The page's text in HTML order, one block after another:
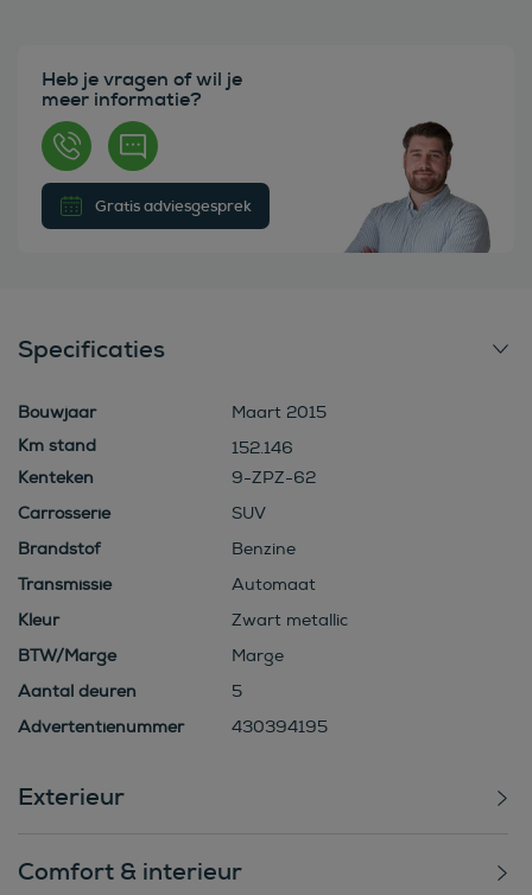
Heb je vragen of wil je
meer informatie?
Gratis adviesgesprek
Specificaties
Bouwjaar
Maart 2015
152.146
Kenteken
9-ZPZ-62
Carrosserie
SUV
Brandstof
Benzine
Transmissie
Automaat
Kleur
Zwart metallic
BTW/Marge
Marge
Aantal deuren
5
Advertentienummer
430394195
Exterieur
Comfort & interieur